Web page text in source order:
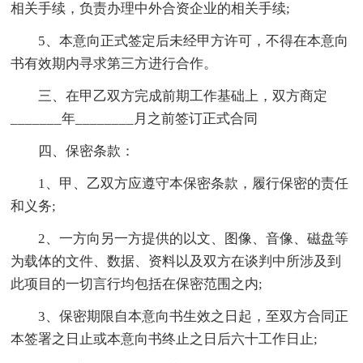
相关手续，负责办理中外合资企业的相关手续;
5、本意向正式签定后未经甲方许可，不得在本意向
书有效期内寻求第三方进行合作。
三、在甲乙双方完成前期工作基础上，双方商定
_______年________月之前签订正式合同
四、保密条款：
1、甲、乙双方应遵守本保密条款，履行保密的责任
和义务;
2、一方向另一方提供的以文、图像、音像、磁盘等
为载体的文件、数据、资料以及双方在谈判中所涉及到
此项目的一切言行均包括在保密范围之内;
3、保密期限自本意向书生效之日起，至双方合同正
本签署之日止或本意向书终止之日后六十工作日止;